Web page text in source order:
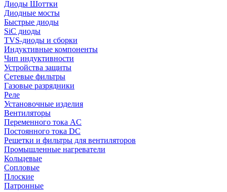
Диоды Шоттки
Диодные мосты
Быстрые диоды
SiC диоды
TVS-диоды и сборки
Индуктивные компоненты
Чип индуктивности
Устройства защиты
Сетевые фильтры
Газовые разрядники
Реле
Установочные изделия
Вентиляторы
Переменного тока AC
Постоянного тока DC
Решетки и фильтры для вентиляторов
Промышленные нагреватели
Кольцевые
Сопловые
Плоские
Патронные